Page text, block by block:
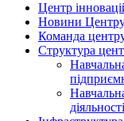
Центр
Новини
Команда
Структура